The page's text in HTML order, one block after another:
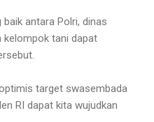
antara Polri, dinas
kelompok tani dapat
target swasembada
RI dapat kita wujudkan